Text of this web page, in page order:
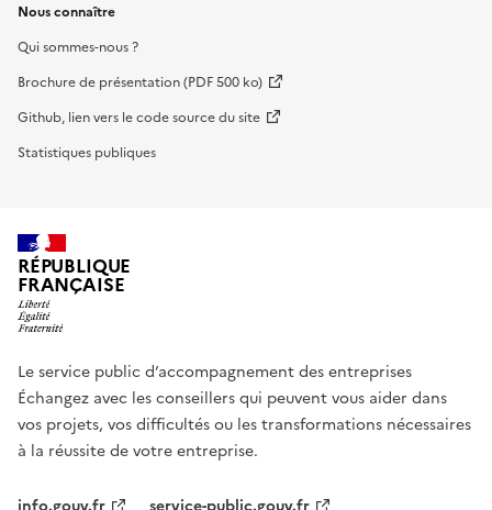
Nous connaître
Qui sommes-nous ?
Brochure de présentation (PDF 500 ko)
Github, lien vers le code source du site
Statistiques publiques
RÉPUBLIQUE
FRANÇAISE
Le service public d’accompagnement des entreprises
Échangez avec les conseillers qui peuvent vous aider dans
vos projets, vos difficultés ou les transformations nécessaires
à la réussite de votre entreprise.